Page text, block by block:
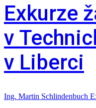
Exkurze
v
v Liberci
Ing. Martin Schlindenbuch